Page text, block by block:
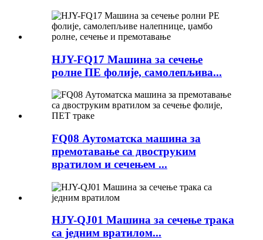
HJY-FQ17 Машина за сечење
ролне ПЕ фолије, самолепљива...
FQ08 Аутоматска машина за
премотавање са двоструким
вратилом и сечењем ...
HJY-QJ01 Машина за сечење трака
са једним вратилом...